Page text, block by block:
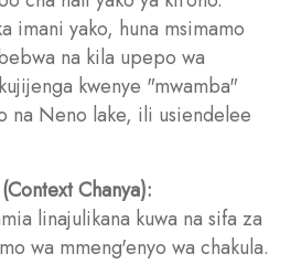
imani yako, huna msimamo
na kila upepo wa
kwenye "mwamba"
na Neno lake, ili usiendelee
Chanya):
linajulikana kuwa na sifa za
wa mmeng'enyo wa chakula.